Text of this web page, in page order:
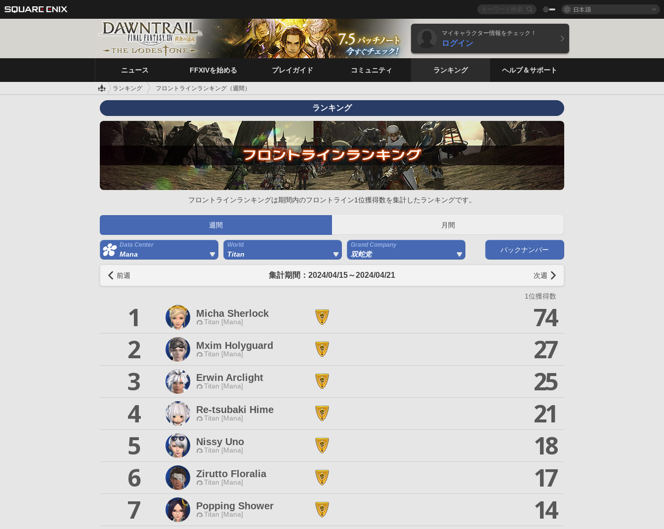
日本語
マイキャラクター情報をチェック！
ログイン
ニュース FFXIVを始める プレイガイド コミュニティ ランキング ヘルプ＆サポート
ランキング フロントラインランキング（週間）
ランキング
フロントラインランキングは期間内のフロントライン1位獲得数を集計したランキングです。
週間 月間
Data Center
Mana
World
Titan
Grand Company
双蛇党
バックナンバー
前週 集計期間：2024/04/15～2024/04/21 次週
1位獲得数
1 Micha Sherlock
Titan [Mana]
74
2
Mxim Holyguard
Titan [Mana]
27
3
Erwin Arclight
Titan [Mana]
25
4
Re-tsubaki Hime
Titan [Mana]
21
5
Nissy Uno
Titan [Mana]
18
6
Zirutto Floralia
Titan [Mana]
17
7
Popping Shower
Titan [Mana]
14